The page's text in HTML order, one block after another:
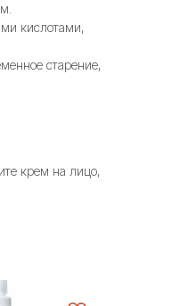
кислотами,
старение,
крем на лицо,